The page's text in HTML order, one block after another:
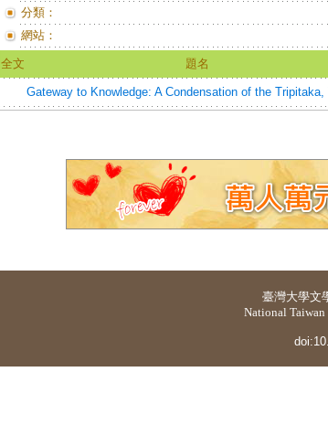
分類：
網站：
全文 題名
Gateway to Knowledge: A Condensation of the Tripitaka,
臺灣大學文
National